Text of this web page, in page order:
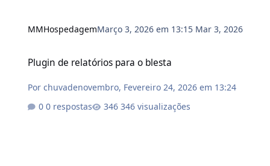
MMHospedagemMarço 3, 2026 em 13:15 Mar 3, 2026
Plugin de relatórios para o blesta
Porchuvadenovembro, Fevereiro 24, 2026 em 13:24
0 respostas
346 visualizações